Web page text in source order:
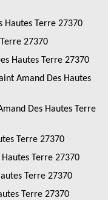
Hautes Terre 27370
27370
Hautes Terre 27370
Amand Des Hautes
Des Hautes Terre
Terre 27370
Terre 27370
Terre 27370
Terre 27370